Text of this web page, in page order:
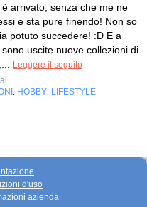
arrivato, senza che me ne
e sta pure finendo! Non so
potuto succedere! :D E a
uscite nuove collezioni di
Leggere il seguito
HOBBY LIFESTYLE
d'uso
azienda